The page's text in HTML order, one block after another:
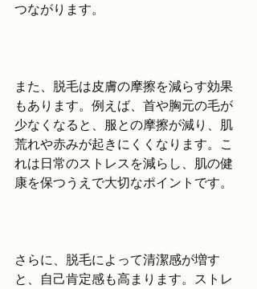
つながります。
また、脱毛は皮膚の摩擦を減らす効果
もあります。例えば、首や胸元の毛が
少なくなると、服との摩擦が減り、肌
荒れや赤みが起きにくくなります。こ
れは日常のストレスを減らし、肌の健
康を保つうえで大切なポイントです。
さらに、脱毛によって清潔感が増す
と、自己肯定感も高まります。ストレ